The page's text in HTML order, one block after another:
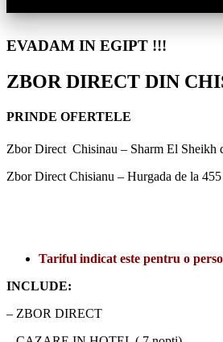
EVADAM IN EGIPT !!!
ZBOR DIRECT DIN
PRINDE OFERTELE
Zbor Direct Chisinau – Sharm El Sheikh
Zbor Direct Chisianu – Hurgada de la
Tariful indicat este pentru o
INCLUDE:
– ZBOR DIRECT